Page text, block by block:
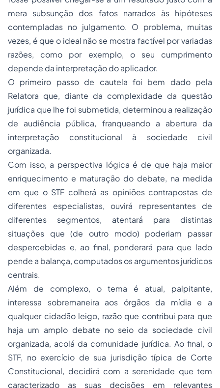
mera subsunção dos fatos narrados às hipóteses
contempladas no julgamento. O problema, muitas
vezes, é que o ideal não se mostra factível por variadas
razões, como por exemplo, o seu cumprimento
depende da interpretação do aplicador.
O primeiro passo de cautela foi bem dado pela
Relatora que, diante da complexidade da questão
jurídica que lhe foi submetida, determinou a realização
de audiência pública, franqueando a abertura da
interpretação constitucional à sociedade civil
organizada.
Com isso, a perspectiva lógica é de que haja maior
enriquecimento e maturação do debate, na medida
em que o STF colherá as opiniões contrapostas de
diferentes especialistas, ouvirá representantes de
diferentes segmentos, atentará para distintas
situações que (de outro modo) poderiam passar
despercebidas e, ao final, ponderará para que lado
pende a balança, computados os argumentos jurídicos
centrais.
Além de complexo, o tema é atual, palpitante,
interessa sobremaneira aos órgãos da mídia e a
qualquer cidadão leigo, razão que contribui para que
haja um amplo debate no seio da sociedade civil
organizada, acolá da comunidade jurídica. Ao final, o
STF, no exercício de sua jurisdição típica de Corte
Constitucional, decidirá com a serenidade que tem
caracterizado as suas decisões em relevantes